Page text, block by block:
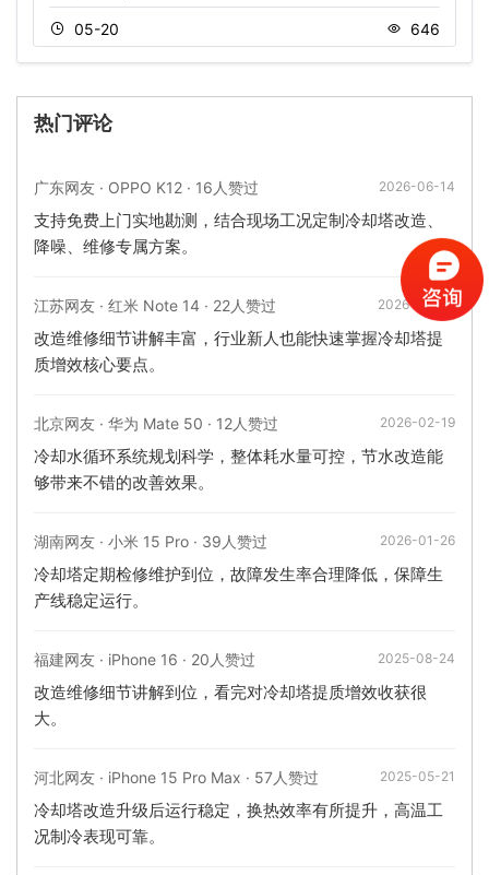
05-20 646
热门评论
广东网友 · OPPO K12 · 16人赞过 2026-06-14
支持免费上门实地勘测，结合现场工况定制冷却塔改造、
降噪、维修专属方案。
江苏网友 · 红米 Note 14 · 22人赞过 2026-02-23
改造维修细节讲解丰富，行业新人也能快速掌握冷却塔提
质增效核心要点。
北京网友 · 华为 Mate 50 · 12人赞过 2026-02-19
冷却水循环系统规划科学，整体耗水量可控，节水改造能
够带来不错的改善效果。
湖南网友 · 小米 15 Pro · 39人赞过 2026-01-26
冷却塔定期检修维护到位，故障发生率合理降低，保障生
产线稳定运行。
福建网友 · iPhone 16 · 20人赞过 2025-08-24
改造维修细节讲解到位，看完对冷却塔提质增效收获很
大。
河北网友 · iPhone 15 Pro Max · 57人赞过 2025-05-21
冷却塔改造升级后运行稳定，换热效率有所提升，高温工
况制冷表现可靠。